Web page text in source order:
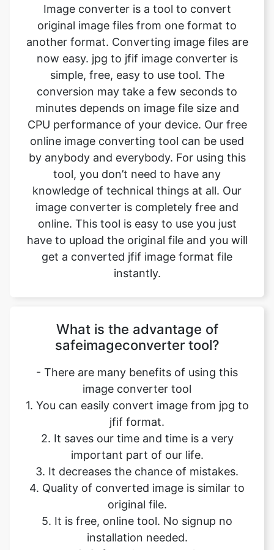
now easy. jpg to jfif image converter is
simple, free, easy to use tool. The
conversion may take a few seconds to
minutes depends on image file size and
CPU performance of your device. Our free
online image converting tool can be used
by anybody and everybody. For using this
tool, you don’t need to have any
knowledge of technical things at all. Our
image converter is completely free and
online. This tool is easy to use you just
have to upload the original file and you will
get a converted jfif image format file
instantly.
What is the advantage of
- There are many benefits of using this
image converter tool
1. You can easily convert image from jpg to
jfif format.
2. It saves our time and time is a very
important part of our life.
3. It decreases the chance of mistakes.
4. Quality of converted image is similar to
original file.
5. It is free, online tool. No signup no
installation needed.
6. Safe and secure tool.
7. It takes no time to give desired result.